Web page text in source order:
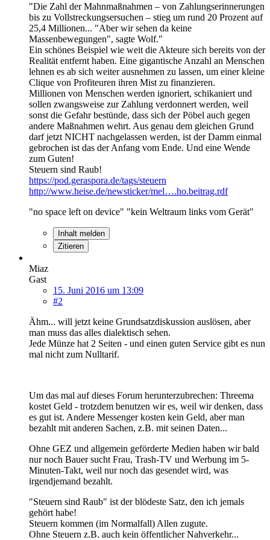
"Die Zahl der Mahnmaßnahmen – von Zahlungserinnerungen
bis zu Vollstreckungsersuchen – stieg um rund 20 Prozent auf
25,4 Millionen... "Aber wir sehen da keine
Massenbewegungen", sagte Wolf."
Ein schönes Beispiel wie weit die Akteure sich bereits von der
Realität entfernt haben. Eine gigantische Anzahl an Menschen
lehnen es ab sich weiter ausnehmen zu lassen, um einer kleine
Clique von Profiteuren ihren Mist zu finanzieren.
Millionen von Menschen werden ignoriert, schikaniert und
sollen zwangsweise zur Zahlung verdonnert werden, weil
sonst die Gefahr bestünde, dass sich der Pöbel auch gegen
andere Maßnahmen wehrt. Aus genau dem gleichen Grund
darf jetzt NICHT nachgelassen werden, ist der Damm einmal
gebrochen ist das der Anfang vom Ende. Und eine Wende
zum Guten!
Steuern sind Raub!
https://pod.geraspora.de/tags/steuern
http://www.heise.de/newsticker/mel….ho.beitrag.rdf
"no space left on device" "kein Weltraum links vom Gerät"
Inhalt melden
Zitieren
Miaz
Gast
15. Juni 2016 um 13:09
#2
Ähm... will jetzt keine Grundsatzdiskussion auslösen, aber
man muss das alles dialektisch sehen.
Jede Münze hat 2 Seiten - und einen guten Service gibt es nun
mal nicht zum Nulltarif.
Um das mal auf dieses Forum herunterzubrechen: Threema
kostet Geld - trotzdem benutzen wir es, weil wir denken, dass
es gut ist. Andere Messenger kosten kein Geld, aber man
bezahlt mit anderen Sachen, z.B. mit seinen Daten...
Ohne GEZ und allgemein geförderte Medien haben wir bald
nur noch Bauer sucht Frau, Trash-TV und Werbung im 5-
Minuten-Takt, weil nur noch das gesendet wird, was
irgendjemand bezahlt.
"Steuern sind Raub" ist der blödeste Satz, den ich jemals
gehört habe!
Steuern kommen (im Normalfall) Allen zugute.
Ohne Steuern z.B. auch kein öffentlicher Nahverkehr...